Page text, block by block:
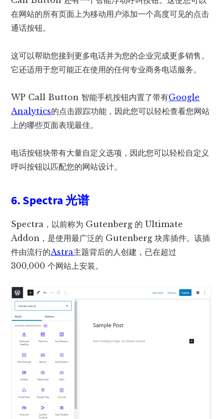
在网站的所有页面上为移动用户添加一个高度可见的点击
通话按钮。
这可以帮助您接到更多电话并为您的企业完成更多销售。
它还适用于您可能正在使用的任何专业商务电话服务。
WP Call Button 智能手机按钮内置了带有Google
Analytics的点击跟踪功能，因此您可以轻松查看您网站
上的哪些页面表现最佳。
电话按钮块带有大量自定义选项，因此您可以轻松自定义
呼叫按钮以匹配您的网站设计。
6. Spectra 光谱
Spectra，以前称为 Gutenberg 的 Ultimate
Addon，是使用最广泛的 Gutenberg 块库插件。该插
件由流行的Astra主题背后的人创建，已在超过
300,000 个网站上安装。